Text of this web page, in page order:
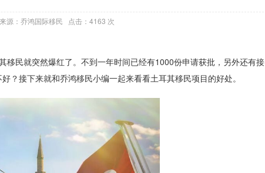
源：乔鸿国际移民 点击：4163 次
民就突然爆红了。不到一年时间已经有1000份申请获批，另外还有接
？接下来就和乔鸿移民小编一起来看看土耳其移民项目的好处。